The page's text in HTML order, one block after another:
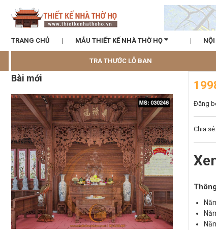
TRANG CHỦ MẪU THIẾT KẾ NHÀ THỜ HỌ
TRA THƯỚC LỖ BAN
Đăng
Chia sẻ:
Bài mới